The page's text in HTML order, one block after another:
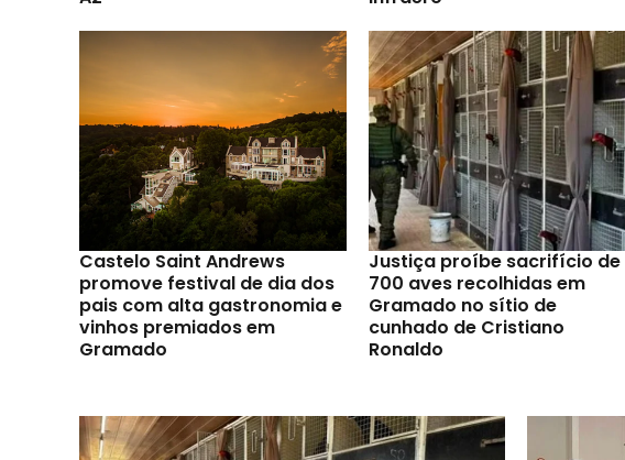
Castelo Saint Andrews
promove festival de dia dos
pais com alta gastronomia e
vinhos premiados em
Gramado
Justiça proíbe sacrifício de
700 aves recolhidas em
Gramado no sítio de
cunhado de Cristiano
Ronaldo